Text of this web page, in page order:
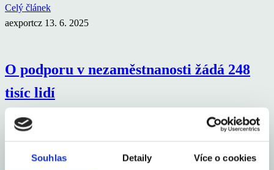
Souhlas Detaily Více o cookies
Celý článek
aexportcz 13. 6. 2025
O podporu v nezaměstnanosti žádá 248
tisíc lidí
Počet žádostí o podporu v nezaměstnanosti, kdy lidé poprvé
zůstal na 248 tisících. Trh předpokládal, že těchto žádostí bude